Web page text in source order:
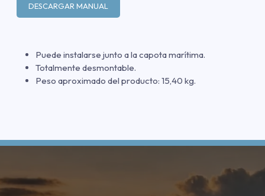
DESCARGAR MANUAL
Puede instalarse junto a la capota marítima.
Totalmente desmontable.
Peso aproximado del producto: 15,40 kg.